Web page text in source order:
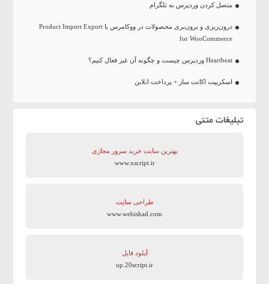
متصل کردن وردپرس به تلگرام
درون‌ریزی و برون‌بری محصولات در ووکامرس با Product Import Export
for WooCommerce
Heartbeat وردپرس چیست و چگونه آن غیر فعال کنیم؟
اسکریپت اکانت ساز + پرداخت انلاین
تبلیغات متنی
بهترین سایت‌ خرید سرور مجازی
www.xscript.ir
طراحی سایت
www.webishad.com
آپلود فایل
up.20script.ir